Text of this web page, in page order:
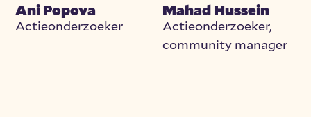
Ani Popova
Actieonderzoeker
Mahad Hussein
Actieonderzoeker,
community manager